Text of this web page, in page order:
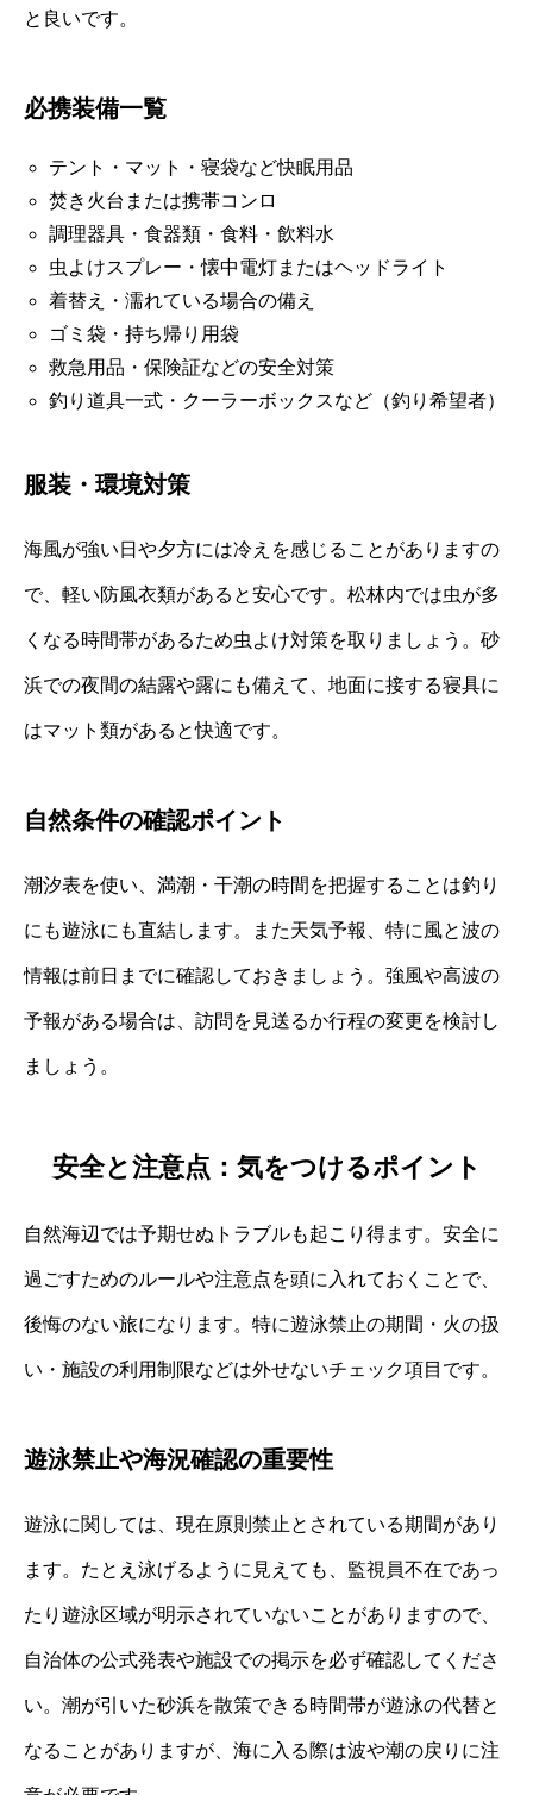
と良いです。
必携装備一覧
テント・マット・寝袋など快眠用品
焚き火台または携帯コンロ
調理器具・食器類・食料・飲料水
虫よけスプレー・懐中電灯またはヘッドライト
着替え・濡れている場合の備え
ゴミ袋・持ち帰り用袋
救急用品・保険証などの安全対策
釣り道具一式・クーラーボックスなど（釣り希望者）
服装・環境対策
海風が強い日や夕方には冷えを感じることがありますの
で、軽い防風衣類があると安心です。松林内では虫が多
くなる時間帯があるため虫よけ対策を取りましょう。砂
浜での夜間の結露や露にも備えて、地面に接する寝具に
はマット類があると快適です。
自然条件の確認ポイント
潮汐表を使い、満潮・干潮の時間を把握することは釣り
にも遊泳にも直結します。また天気予報、特に風と波の
情報は前日までに確認しておきましょう。強風や高波の
予報がある場合は、訪問を見送るか行程の変更を検討し
ましょう。
安全と注意点：気をつけるポイント
自然海辺では予期せぬトラブルも起こり得ます。安全に
過ごすためのルールや注意点を頭に入れておくことで、
後悔のない旅になります。特に遊泳禁止の期間・火の扱
い・施設の利用制限などは外せないチェック項目です。
遊泳禁止や海況確認の重要性
遊泳に関しては、現在原則禁止とされている期間があり
ます。たとえ泳げるように見えても、監視員不在であっ
たり遊泳区域が明示されていないことがありますので、
自治体の公式発表や施設での掲示を必ず確認してくださ
い。潮が引いた砂浜を散策できる時間帯が遊泳の代替と
なることがありますが、海に入る際は波や潮の戻りに注